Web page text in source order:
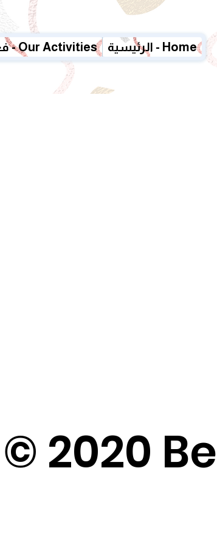
فعالياتنا - Our Activities الرئيسية - Home
2020